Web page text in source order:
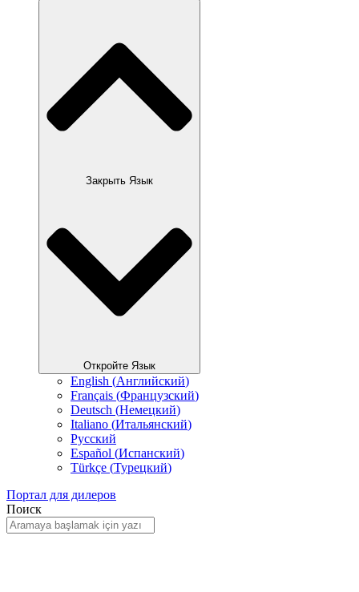
Закрыть Язык
Откройте Язык
English (Английский)
Français (Французский)
Deutsch (Немецкий)
Italiano (Итальянский)
Русский
Español (Испанский)
Türkçe (Турецкий)
Портал для дилеров
Поиск